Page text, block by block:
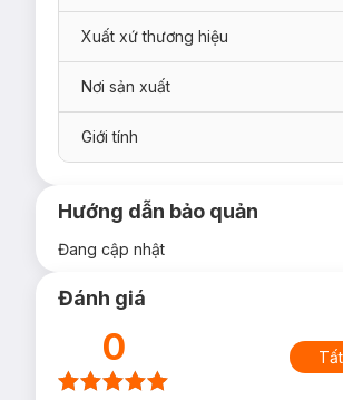
Xuất xứ thương hiệu
Nơi sản xuất
Giới tính
Hướng dẫn bảo quản
Đang cập nhật
Đánh giá
0